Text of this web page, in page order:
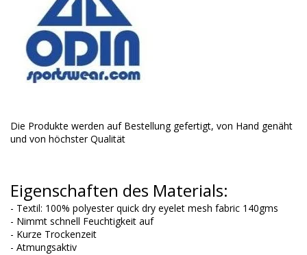
Die Produkte werden auf Bestellung gefertigt, von Hand genäht
und von höchster Qualität
Eigenschaften des Materials:
- Textil: 100% polyester quick dry eyelet mesh fabric 140gms
- Nimmt schnell Feuchtigkeit auf
- Kurze Trockenzeit
- Atmungsaktiv